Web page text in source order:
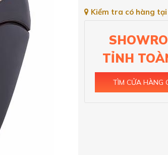
Kiểm tra có hàng tại
TỈNH
TÌM CỬA HÀNG